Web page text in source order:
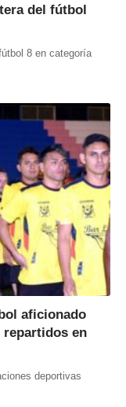
del fútbol
8 en categoría
aficionado
repartidos en
deportivas